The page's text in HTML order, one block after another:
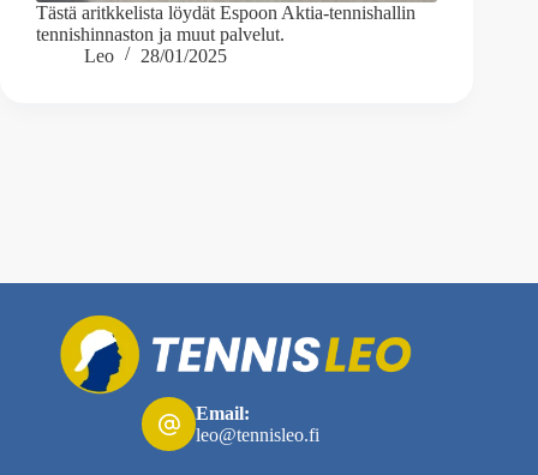
Tästä aritkkelista löydät Espoon Aktia-tennishallin
tennishinnaston ja muut palvelut.
Leo
28/01/2025
Email:
leo@tennisleo.fi